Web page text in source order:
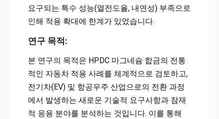
요구되는 특수 성능(열전도율, 내연성) 부족으로
인해 적용 확대에 한계가 있었습니다.
연구 목적:
본 연구의 목적은 HPDC 마그네슘 합금의 전통
적인 자동차 적용 사례를 체계적으로 검토하고,
전기차(EV) 및 항공우주 산업으로의 전환 과정
에서 발생하는 새로운 기술적 요구사항과 잠재
적 응용 분야를 분석하는 것입니다. 이를 통해